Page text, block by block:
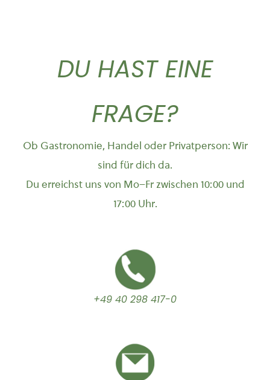
DU HAST EINE
FRAGE?
Ob Gastronomie, Handel oder Privatperson: Wir
sind für dich da.
Du erreichst uns von Mo–Fr zwischen 10:00 und
17:00 Uhr.
+49 40 298 417-0